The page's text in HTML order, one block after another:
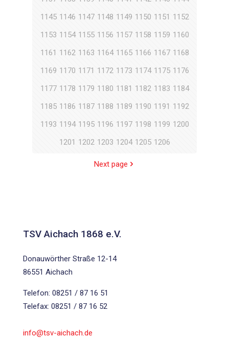
1145 1146 1147 1148 1149 1150 1151 1152
1153 1154 1155 1156 1157 1158 1159 1160
1161 1162 1163 1164 1165 1166 1167 1168
1169 1170 1171 1172 1173 1174 1175 1176
1177 1178 1179 1180 1181 1182 1183 1184
1185 1186 1187 1188 1189 1190 1191 1192
1193 1194 1195 1196 1197 1198 1199 1200
1201 1202 1203 1204 1205 1206
Next page
TSV Aichach 1868 e.V.
Donauwörther Straße 12-14
86551 Aichach
Telefon: 08251 / 87 16 51
Telefax: 08251 / 87 16 52
info@tsv-aichach.de